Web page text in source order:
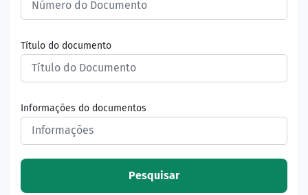
Título do documento
Informações do documentos
Pesquisar